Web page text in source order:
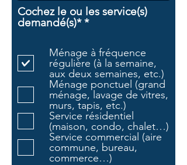
Cochez le ou les service(s)
demandé(s)* *O
g
a
t
o
i
r
e
Ménage à fréquence
régulière (à la semaine,
aux deux semaines, etc.)
Ménage ponctuel (grand
ménage, lavage de vitres,
murs, tapis, etc.)
Service résidentiel
(maison, condo, chalet…)
Service commercial (aire
commune, bureau,
commerce…)